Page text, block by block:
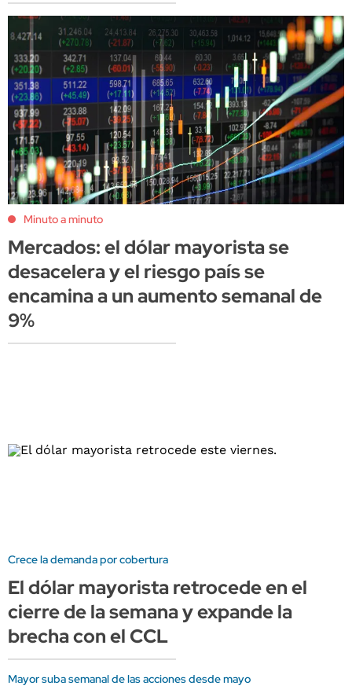
Minuto a minuto
Mercados: el dólar mayorista se
desacelera y el riesgo país se
encamina a un aumento semanal de
9%
Crece la demanda por cobertura
El dólar mayorista retrocede en el
cierre de la semana y expande la
brecha con el CCL
Mayor suba semanal de las acciones desde mayo